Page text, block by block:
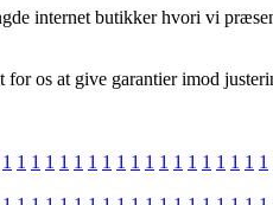
internet butikker hvori vi
os at give garantier imod
1 1 1 1 1 1 1 1 1 1 1 1 1 1 1 1 1 1 1